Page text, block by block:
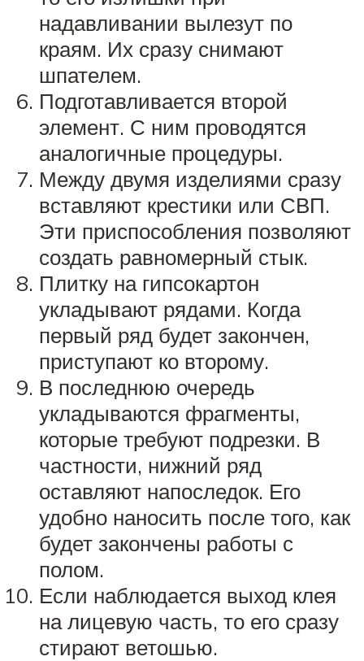
надавливании вылезут по
краям. Их сразу снимают
шпателем.
Подготавливается второй
элемент. С ним проводятся
аналогичные процедуры.
Между двумя изделиями сразу
вставляют крестики или СВП.
Эти приспособления позволяют
создать равномерный стык.
Плитку на гипсокартон
укладывают рядами. Когда
первый ряд будет закончен,
приступают ко второму.
В последнюю очередь
укладываются фрагменты,
которые требуют подрезки. В
частности, нижний ряд
оставляют напоследок. Его
удобно наносить после того, как
будет закончены работы с
полом.
Если наблюдается выход клея
на лицевую часть, то его сразу
стирают ветошью.